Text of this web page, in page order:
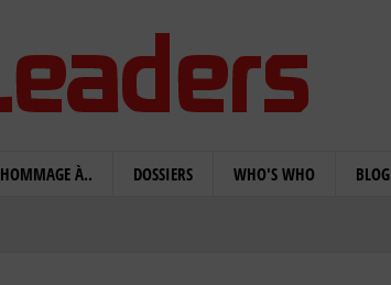
HOMMAGE À.. DOSSIERS WHO'S WHO BLOG